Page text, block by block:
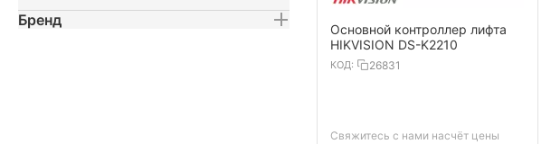
Основной контроллер лифта
HIKVISION DS-K2210
КОД: 26831
Свяжитесь с нами насчёт цены
Бренд